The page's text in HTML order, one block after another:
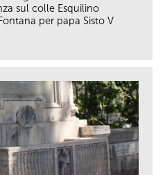
sul colle Esquilino
per papa Sisto V